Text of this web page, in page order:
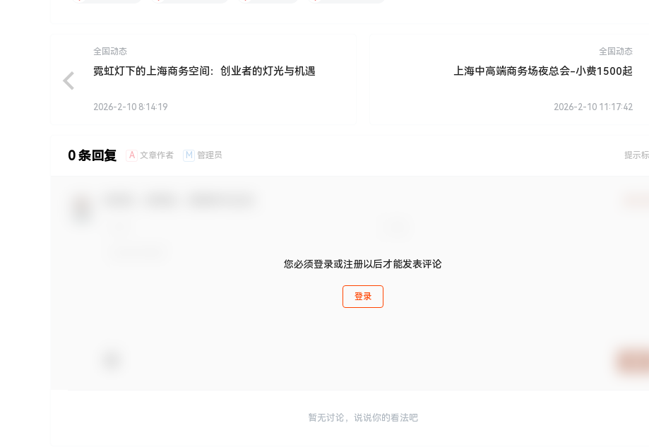
全国动态
霓虹灯下的上海商务空间：创业者的灯光与机遇
2026-2-10 8:14:19
全国动态
上海中高端商务场夜总会-小费1500起
2026-2-10 11:17:42
0 条回复 A 文章作者 M 管理员 提示
您必须登录或注册以后才能发表评论
登录
暂无讨论，说说你的看法吧